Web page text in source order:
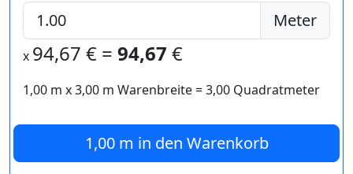
Meter
x 94,67 € = 94,67 €
1,00 m x3,00 m Warenbreite =3,00 Quadratmeter
1,00 m in den Warenkorb